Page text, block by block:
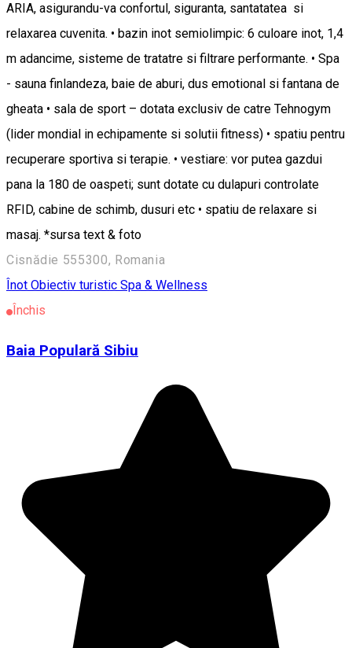
ARIA, asigurandu-va confortul, siguranta, santatatea si
relaxarea cuvenita. • bazin inot semiolimpic: 6 culoare inot, 1,4
m adancime, sisteme de tratatre si filtrare performante. • Spa
- sauna finlandeza, baie de aburi, dus emotional si fantana de
gheata • sala de sport – dotata exclusiv de catre Tehnogym
(lider mondial in echipamente si solutii fitness) • spatiu pentru
recuperare sportiva si terapie. • vestiare: vor putea gazdui
pana la 180 de oaspeti; sunt dotate cu dulapuri controlate
RFID, cabine de schimb, dusuri etc • spatiu de relaxare si
masaj. *sursa text & foto
Cisnădie 555300, Romania
Înot Obiectiv turistic Spa & Wellness
Închis
Baia Populară Sibiu